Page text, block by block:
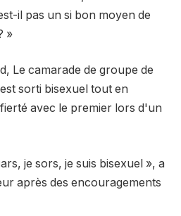
il pas un si bon moyen de
»
Le camarade de groupe de
sorti bisexuel tout en
avec le premier lors d'un
je sors, je suis bisexuel », a
après des encouragements